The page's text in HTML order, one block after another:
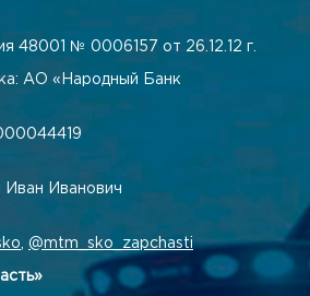
48001 № 0006157 от 26.12.12 г.
АО «Народный Банк
Иванович
@mtm_sko_zapchasti